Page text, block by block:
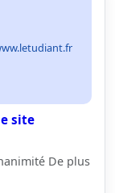
site
De plus